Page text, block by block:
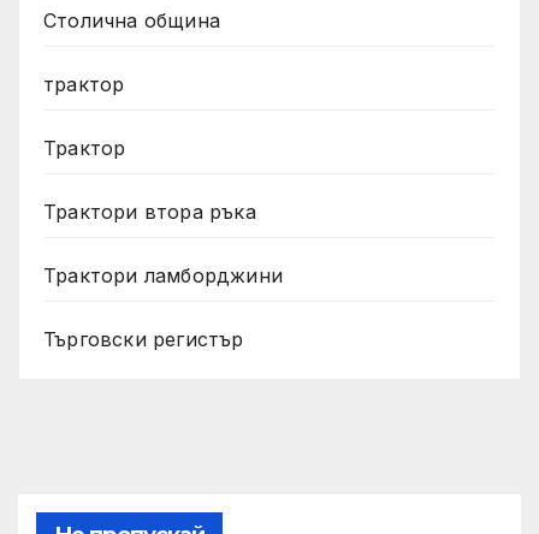
Столична община
трактор
Трактор
Трактори втора ръка
Трактори ламборджини
Търговски регистър